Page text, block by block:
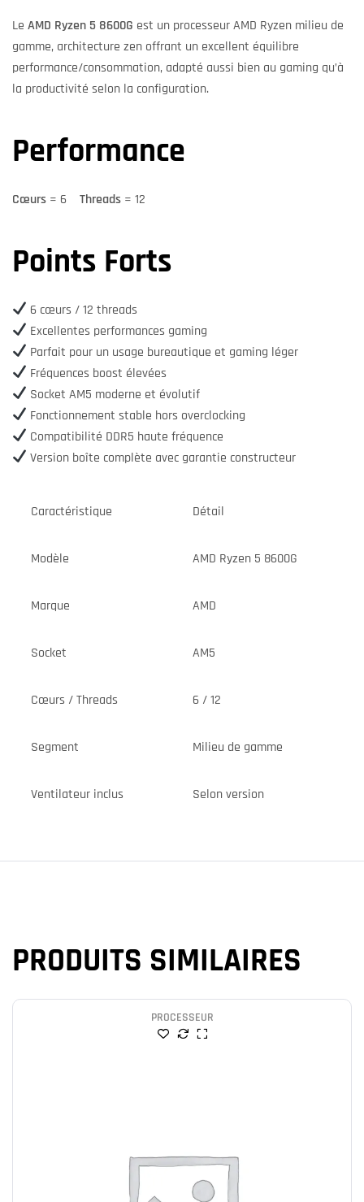
Le AMD Ryzen 5 8600G est un processeur AMD Ryzen milieu de
gamme, architecture zen offrant un excellent équilibre
performance/consommation, adapté aussi bien au gaming qu’à
la productivité selon la configuration.
Performance
Cœurs = 6 Threads = 12
Points Forts
6 cœurs / 12 threads
Excellentes performances gaming
Parfait pour un usage bureautique et gaming léger
Fréquences boost élevées
Socket AM5 moderne et évolutif
Fonctionnement stable hors overclocking
Compatibilité DDR5 haute fréquence
Version boîte complète avec garantie constructeur
Caractéristique Détail
Modèle AMD Ryzen 5 8600G
Marque AMD
Socket AM5
Cœurs / Threads 6 / 12
Segment Milieu de gamme
Ventilateur inclus Selon version
PRODUITS SIMILAIRES
PROCESSEUR